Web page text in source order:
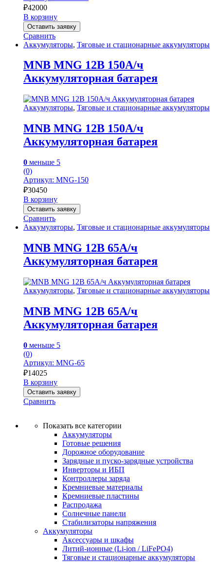
₽42000
В корзину
Оставить заявку
Сравнить
Аккумуляторы, Тяговые и стационарные аккумуляторы
MNB MNG 12В 150А/ч
Аккумуляторная батарея
Аккумуляторы, Тяговые и стационарные аккумуляторы
MNB MNG 12В 150А/ч
Аккумуляторная батарея
0 меньше 5
(0)
Артикул: MNG-150
₽30450
В корзину
Оставить заявку
Сравнить
Аккумуляторы, Тяговые и стационарные аккумуляторы
MNB MNG 12В 65А/ч
Аккумуляторная батарея
Аккумуляторы, Тяговые и стационарные аккумуляторы
MNB MNG 12В 65А/ч
Аккумуляторная батарея
0 меньше 5
(0)
Артикул: MNG-65
₽14025
В корзину
Оставить заявку
Сравнить
Показать все категории
Аккумуляторы
Готовые решения
Дорожное оборудование
Зарядные и пуско-зарядные устройства
Инверторы и ИБП
Контроллеры заряда
Кремниевые материалы
Кремниевые пластины
Распродажа
Солнечные панели
Стабилизаторы напряжения
Аккумуляторы
Аксессуары и шкафы
Литий-ионные (Li-ion / LiFePO4)
Тяговые и стационарные аккумуляторы